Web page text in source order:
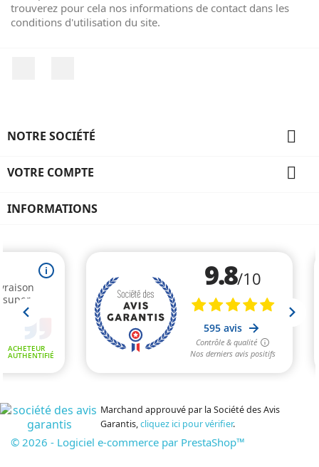
trouverez pour cela nos informations de contact dans les
conditions d'utilisation du site.
NOTRE SOCIÉTÉ 
VOTRE COMPTE 
INFORMATIONS
Marchand approuvé par la Société des Avis
Garantis,cliquez ici pour vérifier.
© 2026 - Logiciel e-commerce par PrestaShop™